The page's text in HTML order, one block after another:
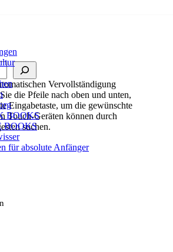
BOOKS
BOOKS
für absolute Anfänger
Vervollständigung
die Pfeile nach oben und unten,
Eingabetaste, um die gewünschte
Touch-Geräten können durch
suchen.